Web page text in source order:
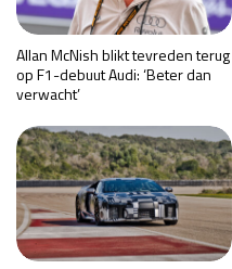
Allan McNish blikt tevreden terug
op F1-debuut Audi: ‘Beter dan
verwacht’